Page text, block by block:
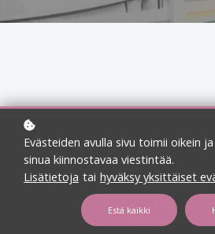
Evästeiden avulla sivu toimii oikein
sinua kiinnostavaa viestintää.
Lisätietoja tai hyväksy yksittäiset
Estä kaikki